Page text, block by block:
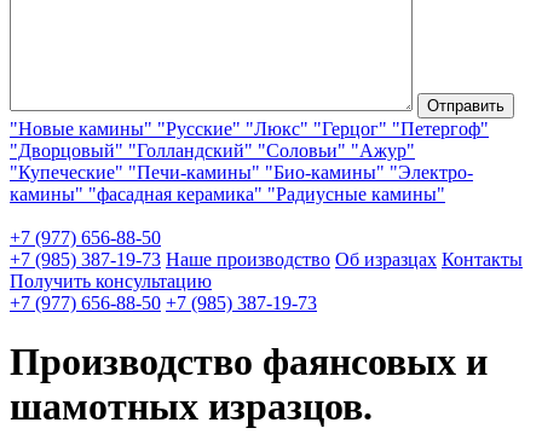
"Новые камины" "Русские" "Люкс" "Герцог" "Петергоф"
"Дворцовый" "Голландский" "Соловьи" "Ажур"
"Купеческие" "Печи-камины" "Био-камины" "Электро-
камины" "фасадная керамика" "Радиусные камины"
+7 (977) 656-88-50
+7 (985) 387-19-73 Наше производство Об изразцах Контакты
Получить консультацию
+7 (977) 656-88-50 +7 (985) 387-19-73
Производство фаянсовых и
шамотных изразцов.